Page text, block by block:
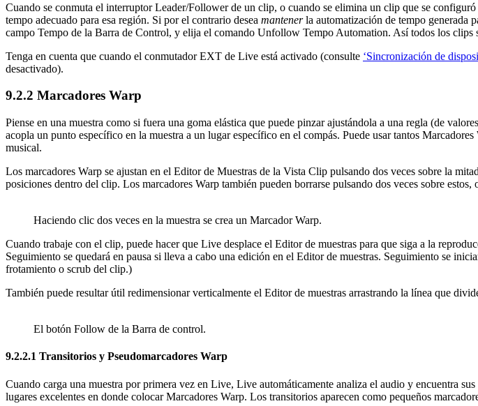
Cuando se conmuta el interruptor Leader/Follower de un clip, o cuando se elimina un clip que se
tempo adecuado para esa región. Si por el contrario desea mantenerla automatización de tempo generada
campo Tempo de la Barra de Control, y elija el comando Unfollow Tempo Automation. Así todos los
Tenga en cuenta que cuando el conmutador EXT de Live está activado (consulte ‘Sincronización de
desactivado).
9.2.2 Marcadores Warp
Piense en una muestra como si fuera una goma elástica que puede pinzar ajustándola a una regla (de
acopla un punto específico en la muestra a un lugar específico en el compás. Puede usar tantos
musical.
Los marcadores Warp se ajustan en el Editor de Muestras de la Vista Clip pulsando dos veces sobre la
posiciones dentro del clip. Los marcadores Warp también pueden borrarse pulsando dos veces sobre
Haciendo clic dos veces en la muestra se crea un Marcador Warp.
Cuando trabaje con el clip, puede hacer que Live desplace el Editor de muestras para que siga a la
Seguimiento se quedará en pausa si lleva a cabo una edición en el Editor de muestras. Seguimiento se
frotamiento o scrub del clip.)
También puede resultar útil redimensionar verticalmente el Editor de muestras arrastrando la línea que
El botón Follow de la Barra de control.
9.2.2.1 Transitorios y Pseudomarcadores Warp
Cuando carga una muestra por primera vez en Live, Live automáticamente analiza el audio y encuentra sus
lugares excelentes en donde colocar Marcadores Warp. Los transitorios aparecen como pequeños